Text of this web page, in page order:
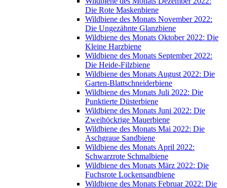
Die Rote Maskenbiene
Wildbiene des Monats November 2022:
Die Ungezähnte Glanzbiene
Wildbiene des Monats Oktober 2022: Die
Kleine Harzbiene
Wildbiene des Monats September 2022:
Die Heide-Filzbiene
Wildbiene des Monats August 2022: Die
Garten-Blattschneiderbiene
Wildbiene des Monats Juli 2022: Die
Punktierte Düsterbiene
Wildbiene des Monats Juni 2022: Die
Zweihöckrige Mauerbiene
Wildbiene des Monats Mai 2022: Die
Aschgraue Sandbiene
Wildbiene des Monats April 2022:
Schwarzrote Schmalbiene
Wildbiene des Monats März 2022: Die
Fuchsrote Lockensandbiene
Wildbiene des Monats Februar 2022: Die